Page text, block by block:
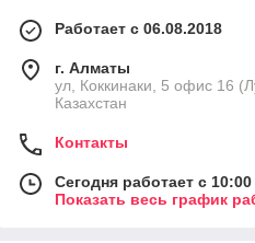
Работает с 06.08.2018
г. Алматы
ул, Коккинаки, 5 офис 16
Казахстан
Контакты
Сегодня работает с
Показать весь график